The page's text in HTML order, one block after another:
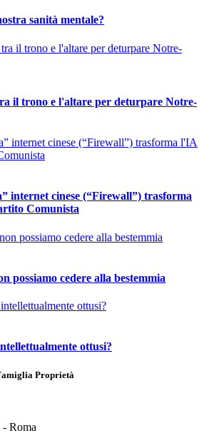
sanità mentale?
il trono e l'altare per deturpare Notre-
internet cinese (“Firewall”) trasforma
Comunista
possiamo cedere alla bestemmia
ottusi?
Proprietà
Roma